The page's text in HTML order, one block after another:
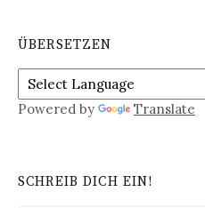
ÜBERSETZEN
Powered by Translate
SCHREIB DICH EIN!